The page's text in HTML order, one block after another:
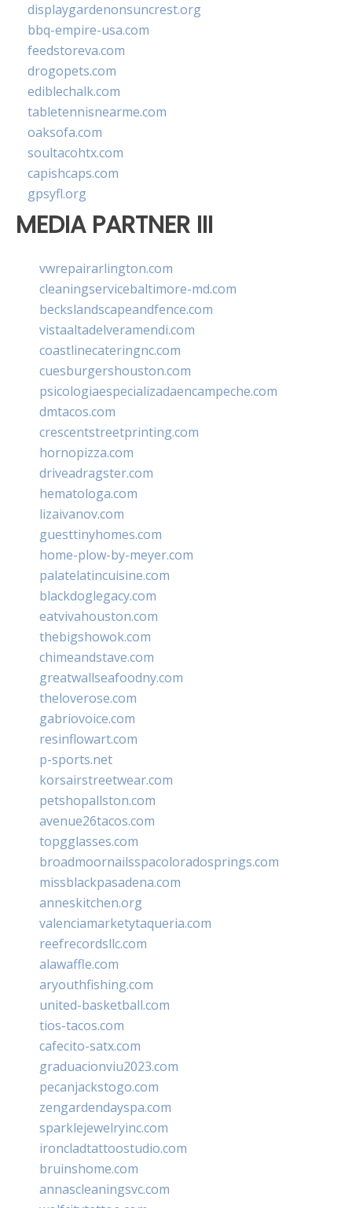
displaygardenonsuncrest.org
bbq-empire-usa.com
feedstoreva.com
drogopets.com
ediblechalk.com
tabletennisnearme.com
oaksofa.com
soultacohtx.com
capishcaps.com
gpsyfl.org
MEDIA PARTNER III
vwrepairarlington.com
cleaningservicebaltimore-md.com
beckslandscapeandfence.com
vistaaltadelveramendi.com
coastlinecateringnc.com
cuesburgershouston.com
psicologiaespecializadaencampeche.com
dmtacos.com
crescentstreetprinting.com
hornopizza.com
driveadragster.com
hematologa.com
lizaivanov.com
guesttinyhomes.com
home-plow-by-meyer.com
palatelatincuisine.com
blackdoglegacy.com
eatvivahouston.com
thebigshowok.com
chimeandstave.com
greatwallseafoodny.com
theloverose.com
gabriovoice.com
resinflowart.com
p-sports.net
korsairstreetwear.com
petshopallston.com
avenue26tacos.com
topgglasses.com
broadmoornailsspacoloradosprings.com
missblackpasadena.com
anneskitchen.org
valenciamarketytaqueria.com
reefrecordsllc.com
alawaffle.com
aryouthfishing.com
united-basketball.com
tios-tacos.com
cafecito-satx.com
graduacionviu2023.com
pecanjackstogo.com
zengardendayspa.com
sparklejewelryinc.com
ironcladtattoostudio.com
bruinshome.com
annascleaningsvc.com